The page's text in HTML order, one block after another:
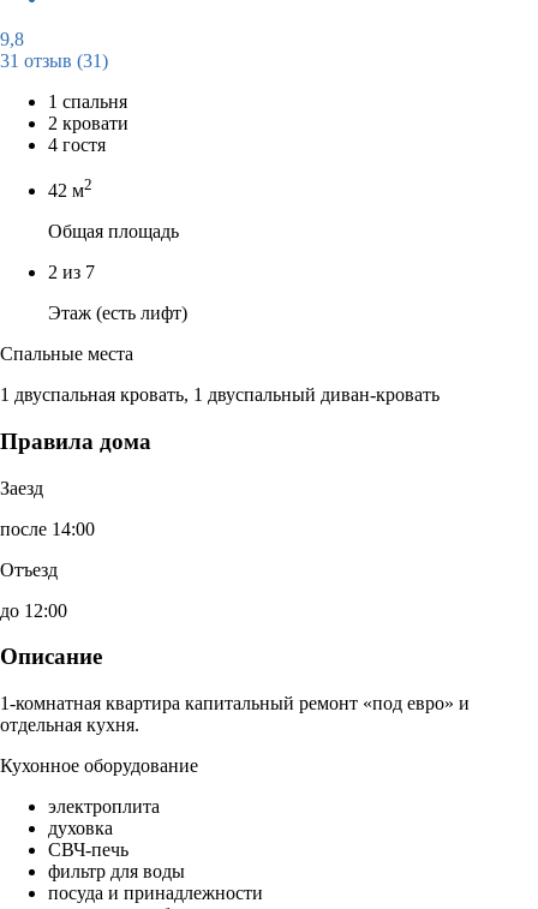
9,8
31 отзыв (31)
1 спальня
2 кровати
4 гостя
42 м2
Общая площадь
2 из 7
Этаж (есть лифт)
Спальные места
1 двуспальная кровать, 1 двуспальный диван-кровать
Правила дома
Заезд
после 14:00
Отъезд
до 12:00
Описание
1-комнатная квартира капитальный ремонт «под евро» и
отдельная кухня.
Кухонное оборудование
электроплита
духовка
СВЧ-печь
фильтр для воды
посуда и принадлежности